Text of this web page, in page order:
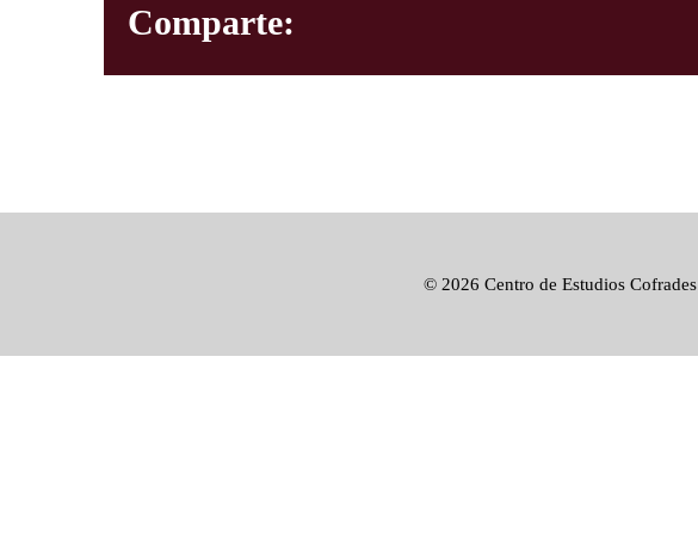
Comparte:
© 2026 Centro de Estudios Cofrades